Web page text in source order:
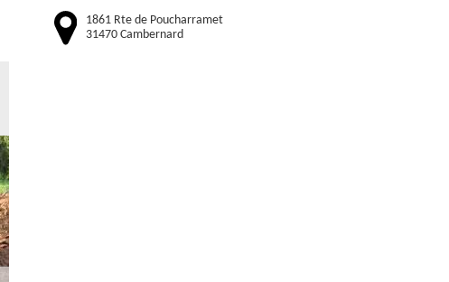
1861 Rte de Poucharramet
31470 Cambernard